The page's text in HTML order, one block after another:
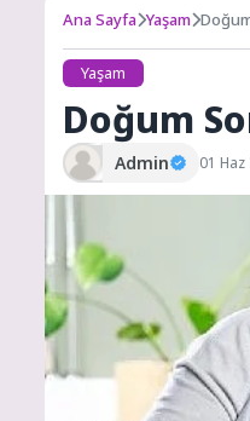
Ana Sayfa Yaşam
Yaşam
Doğum
Admin 01